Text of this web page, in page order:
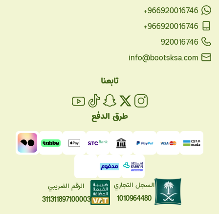
+966920016746
+966920016746
920016746
info@bootsksa.com
تابعنا
طرق الدفع
السجل التجاري
1010964480
الرقم الضريبي
311311897100003